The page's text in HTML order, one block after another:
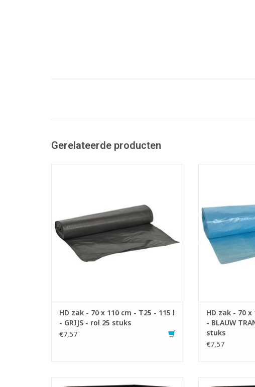
Gerelateerde producten
- Gemaakt met recycled materiaal.
- Ideaal voor normaal afval.
- Voldoet aan Vlarema 7.
TOEVOEGEN AAN WINKELWAGEN
HD zak - 70 x 110 cm - T25 - 115 l
- GRIJS - rol 25 stuks
€7,57
- Gemaakt
- Ideaal
- Voldoet aan
TOEVOEGEN
HD zak - 70 x
- BLAUW
stuks
€7,57